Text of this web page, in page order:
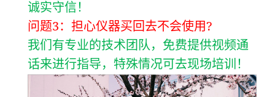
诚实守信！
问题3：担心仪器买回去不会使用?
我们有专业的技术团队，免费提供视频通
话来进行指导，特殊情况可去现场培训！